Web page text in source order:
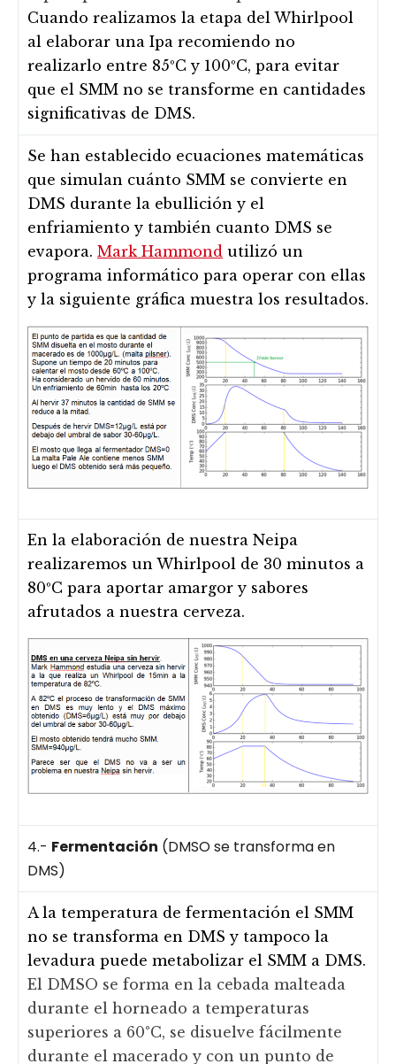
Cuando realizamos la etapa del Whirlpool
al elaborar una Ipa recomiendo no
realizarlo entre 85ºC y 100ºC, para evitar
que el SMM no se transforme en cantidades
significativas de DMS.
Se han establecido ecuaciones matemáticas
que simulan cuánto SMM se convierte en
DMS durante la ebullición y el
enfriamiento y también cuanto DMS se
evapora. Mark Hammond utilizó un
programa informático para operar con ellas
y la siguiente gráfica muestra los resultados.
En la elaboración de nuestra Neipa
realizaremos un Whirlpool de 30 minutos a
80ºC para aportar amargor y sabores
afrutados a nuestra cerveza.
4.- Fermentación (DMSO se transforma en
DMS)
A la temperatura de fermentación el SMM
no se transforma en DMS y tampoco la
levadura puede metabolizar el SMM a DMS.
El DMSO se forma en la cebada malteada
durante el horneado a temperaturas
superiores a 60°C, se disuelve fácilmente
durante el macerado y con un punto de